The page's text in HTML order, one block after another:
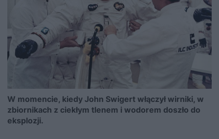
W momencie, kiedy John Swigert włączył wirniki, w
zbiornikach z ciekłym tlenem i wodorem doszło do
eksplozji.